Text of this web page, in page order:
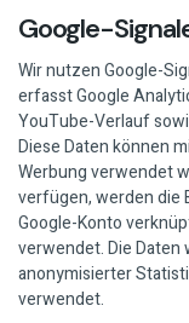
Google-
Wir nutzen Google-
erfasst Google
YouTube-Verlauf
Diese Daten können
Werbung verwendet
verfügen, werden die
Google-Konto
verwendet. Die
anonymisierter
verwendet.